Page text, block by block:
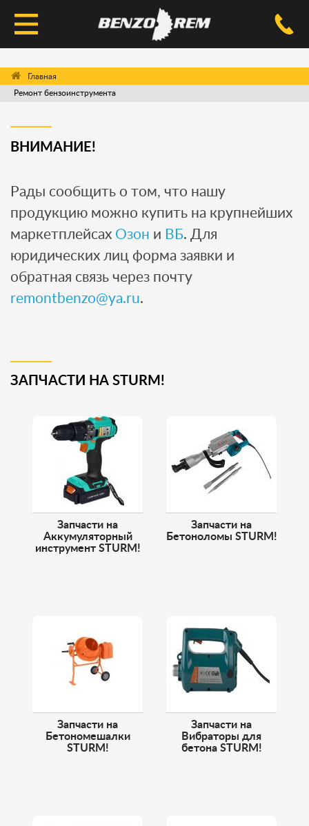
КОНТАКТЫ
Ремонт бензоинструмента
ВНИМАНИЕ!
Рады сообщить о том, что нашу
продукцию можно купить на крупнейших
маркетплейсах Озон и ВБ. Для
юридических лиц форма заявки и
обратная связь через почту
remontbenzo@ya.ru.
ЗАПЧАСТИ НА STURM!
Запчасти на
Аккумуляторный
инструмент STURM!
Запчасти на
Бетоноломы STURM!
Запчасти на
Бетономешалки
STURM!
Запчасти на
Вибраторы для
бетона STURM!